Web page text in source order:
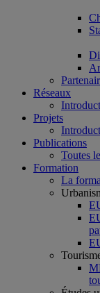
Réseaux
Projets
Publications
Toutes
Formation
La